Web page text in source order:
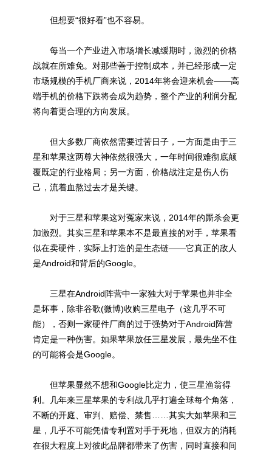
但想要“很好看”也不容易。
每当一个产业进入市场增长减缓期时，激烈的价格
战就在所难免。对那些善于控制成本，并已经形成一定
市场规模的手机厂商来说，2014年将会迎来机会——高
端手机的价格下跌将会成为趋势，整个产业的利润分配
将向着更合理的方向发展。
但大多数厂商依然需要过苦日子，一方面是由于三
星和苹果这两尊大神依然很强大，一年时间很难彻底颠
覆既定的行业格局；另一方面，价格战注定是伤人伤
己，流着血熬过去才是关键。
对于三星和苹果这对冤家来说，2014年的厮杀会更
加激烈。其实三星和苹果本不是最直接的对手，苹果看
似在卖硬件，实际上打造的是生态链——它真正的敌人
是Android和背后的Google。
三星在Android阵营中一家独大对于苹果也并非全
是坏事，除非谷歌(微博)收购三星电子（这几乎不可
能），否则一家硬件厂商的过于强势对于Android阵营
肯定是一种伤害。如果苹果放任三星发展，最先坐不住
的可能将会是Google。
但苹果显然不想和Google比定力，使三星渔翁得
利。几年来三星苹果的专利战几乎打遍全球每个角落，
不断的开庭、审判、赔偿、禁售……其实大如苹果和三
星，几乎不可能凭借专利置对手于死地，但双方的消耗
在很大程度上对彼此品牌都带来了伤害，同时直接和间